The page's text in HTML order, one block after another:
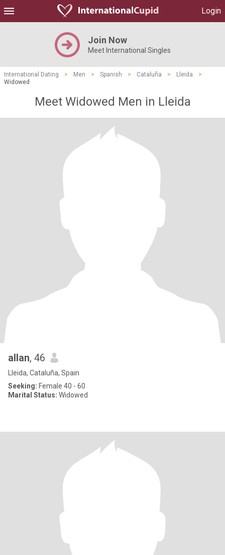
Login
Join Now
Meet International Singles
International Dating > Men > Spanish > Cataluña > Lleida
>
Widowed
Meet Widowed Men in Lleida
allan, 46
Lleida, Cataluña, Spain
Seeking: Female 40 - 60
Marital Status: Widowed